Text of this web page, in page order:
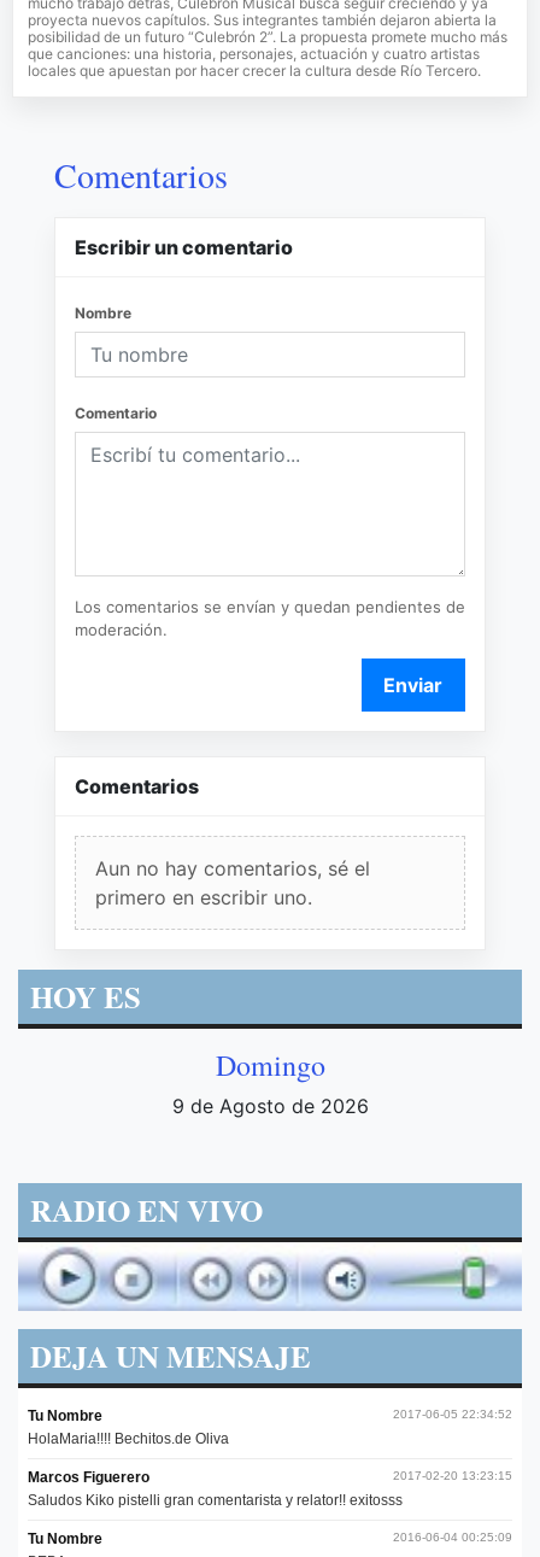
proyecta nuevos capítulos. Sus integrantes también dejaron abierta la
posibilidad de un futuro “Culebrón 2”. La propuesta promete mucho más
que canciones: una historia, personajes, actuación y cuatro artistas
locales que apuestan por hacer crecer la cultura desde Río Tercero.
Comentarios
Escribir un comentario
Nombre
Comentario
Los comentarios se envían y quedan pendientes de
moderación.
Enviar
Comentarios
Aun no hay comentarios, sé el
primero en escribir uno.
HOY ES
Domingo
9 de Agosto de 2026
RADIO EN VIVO
DEJA UN MENSAJE